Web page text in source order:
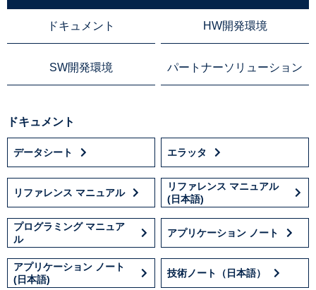
ドキュメント HW開発環境
SW開発環境 パートナーソリューション
ドキュメント
データシート エラッタ
リファレンス マニュアル
リファレンス マニュアル
(日本語)
プログラミング マニュア
ル
アプリケーション ノート
アプリケーション ノート
(日本語)
技術ノート（日本語）